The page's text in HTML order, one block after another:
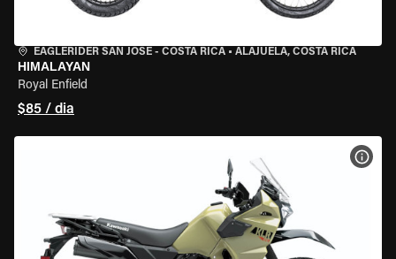
EAGLERIDER SAN JOSE - COSTA RICA • ALAJUELA, COSTA RICA
HIMALAYAN
Royal Enfield
$85 / dia
VER